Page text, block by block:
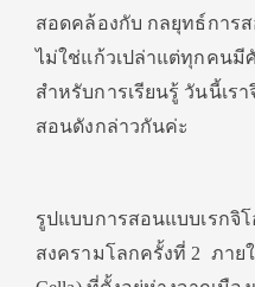
สอดคล้องกับ กลยุทธ์การส
ไม่ใช่แก้วเปล่าแต่ทุกคนมี
สำหรับการเรียนรู้ วันนี้เร
สอนดังกล่าวกันค่ะ
รูปแบบการสอนแบบเรกจิ
สงครามโลกครั้งที่ 2 ภาย